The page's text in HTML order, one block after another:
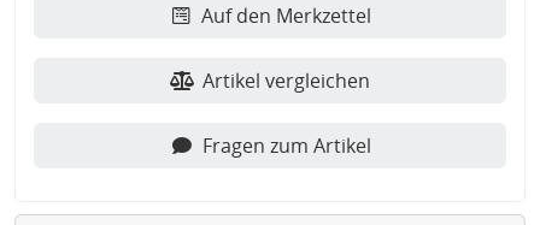
Auf den Merkzettel
Artikel vergleichen
Fragen zum Artikel